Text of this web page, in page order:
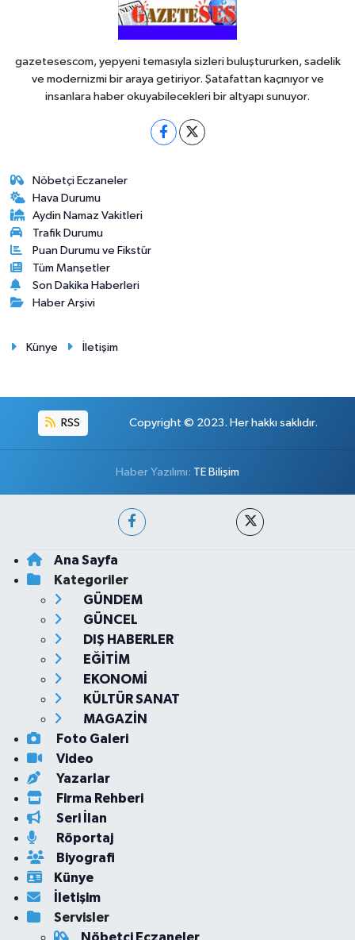
gazetesescom, yepyeni temasıyla sizleri buluştururken, sadelik
ve modernizmi bir araya getiriyor. Şatafattan kaçınıyor ve
insanlara haber okuyabilecekleri bir altyapı sunuyor.
Nöbetçi Eczaneler
Hava Durumu
Aydin Namaz Vakitleri
Trafik Durumu
Puan Durumu ve Fikstür
Tüm Manşetler
Son Dakika Haberleri
Haber Arşivi
Künye İletişim
RSS Copyright © 2023. Her hakkı saklıdır.
Haber Yazılımı: TE Bilişim
Ana Sayfa
Kategoriler
GÜNDEM
GÜNCEL
DIŞ HABERLER
EĞİTİM
EKONOMİ
KÜLTÜR SANAT
MAGAZİN
Foto Galeri
Video
Yazarlar
Firma Rehberi
Seri İlan
Röportaj
Biyografi
Künye
İletişim
Servisler
Nöbetçi Eczaneler